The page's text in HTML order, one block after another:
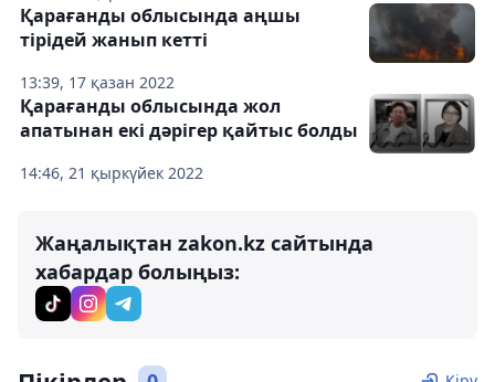
13:39, 17 қазан 2022
Қарағанды ​​облысында аңшы
тірідей жанып кетті
14:46, 21 қыркүйек 2022
Қарағанды ​​облысында жол
апатынан екі дәрігер қайтыс болды
Жаңалықтан zakon.kz сайтында
хабардар болыңыз: